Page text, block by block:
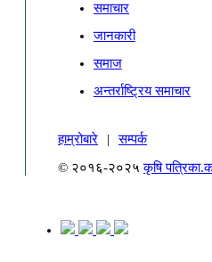
समाचार
जानकारी
समाज
अन्तर्राष्ट्रिय समाचार
हाम्रोबारे |
सम्पर्क
© २०१६-२०२५कृषि